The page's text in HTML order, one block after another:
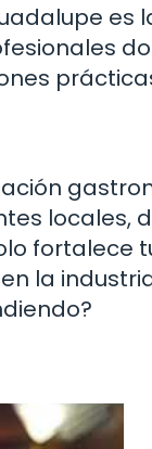
es
locales,
fortalece
la